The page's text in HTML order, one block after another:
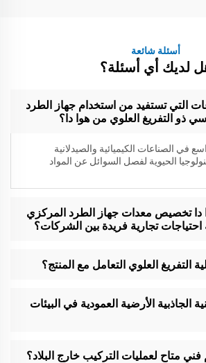
أسئلة شائعة
لديك أي أسئلة؟
التي تستفيد من استخدام جهاز الطرد
ذو التفريغ العلوي من هوا دا؟
في الصناعات الكيميائية والصيدلانية
الحيوية لفصل السوائل عن المواد
دا تخصيص معدات جهاز الطرد المركزي
احتياجات تجارية فريدة بين الشركات؟
التفريغ العلوي التعامل مع المنتج؟
الجاذبية الأرضية العمودية في البيئات
متاح لعمليات التركيب خارج البلاد؟